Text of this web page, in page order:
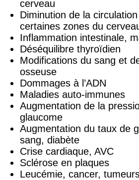
cerveau
Diminution de la
certaines zones du
Inflammation intestinale,
Déséquilibre thyroïdien
Modifications du sang et
osseuse
Dommages à l’ADN
Maladies auto-immunes
Augmentation de la
glaucome
Augmentation du taux de
sang, diabète
Crise cardiaque, AVC
Sclérose en plaques
Leucémie, cancer,